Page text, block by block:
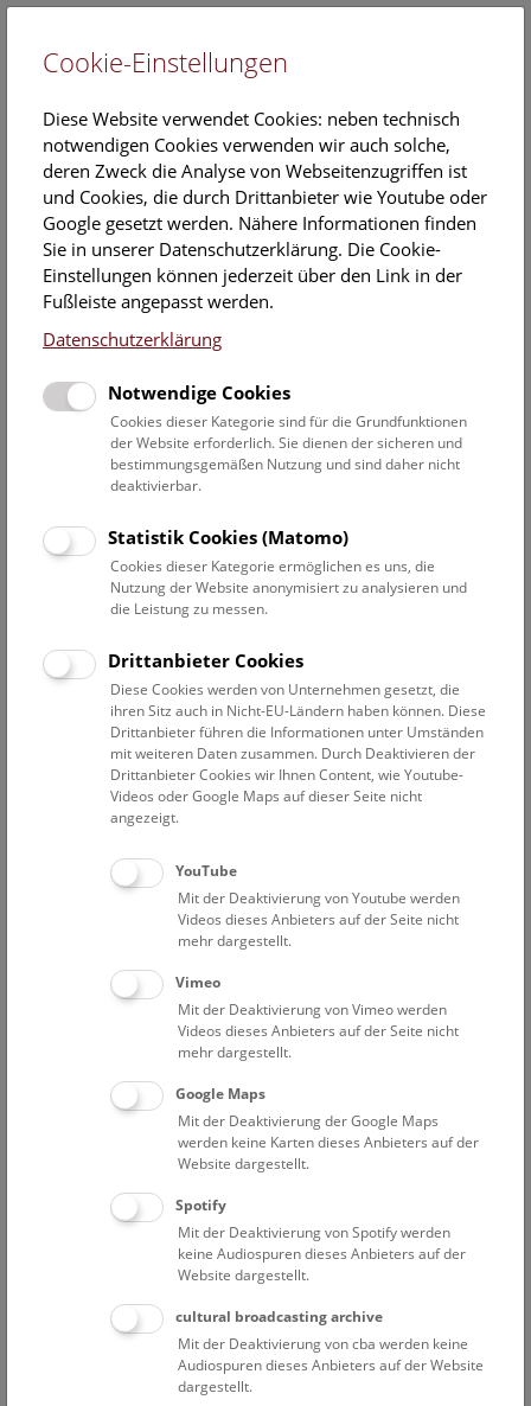
EN
Meteorit oder
Pseudometeorit?
Sie könnten einen Meteoriten gefunden
haben? Das ist wunderbar, denn
Meteorite sind sehr selten und vor allem
wissenschaftlich von großer Bedeutung.
Ob es sich bei Ihrem Fund tatsächlich um einen Meteoriten
handelt, möchten wir gemeinsam mit Ihnen herausfinden.
Dafür befüllen Sie bitte die folgen Fragen zur
Kurzbeschreibung der Fundumstände und des Objektes.
Unsere Expert*innen werden Ihre Anfrage schnellstmöglich
Wochen mit Ihnen in Kontakt treten.
Felder, die mit * gekennzeichnet sind, sind Pflichtfelder.
Eine Emailadresse* und/oder Telefonnummer für unsere
Rückmeldung:
Datenschutzerklärung*
Bitte bestätigen Sie, die Datenschutzerklärung des NHM
Wien zur Kenntnis genommen zu haben.
Cookie-Einstellungen
Diese Website verwendet Cookies: neben technisch
notwendigen Cookies verwenden wir auch solche,
deren Zweck die Analyse von Webseitenzugriffen ist
und Cookies, die durch Drittanbieter wie Youtube oder
Google gesetzt werden. Nähere Informationen finden
Sie in unserer Datenschutzerklärung. Die Cookie-
Einstellungen können jederzeit über den Link in der
Fußleiste angepasst werden.
Datenschutzerklärung
Notwendige Cookies
Cookies dieser Kategorie sind für die Grundfunktionen
der Website erforderlich. Sie dienen der sicheren und
bestimmungsgemäßen Nutzung und sind daher nicht
deaktivierbar.
Statistik Cookies (Matomo)
Cookies dieser Kategorie ermöglichen es uns, die
Nutzung der Website anonymisiert zu analysieren und
die Leistung zu messen.
Drittanbieter Cookies
Diese Cookies werden von Unternehmen gesetzt, die
ihren Sitz auch in Nicht-EU-Ländern haben können. Diese
Drittanbieter führen die Informationen unter Umständen
mit weiteren Daten zusammen. Durch Deaktivieren der
Drittanbieter Cookies wir Ihnen Content, wie Youtube-
Videos oder Google Maps auf dieser Seite nicht
angezeigt.
YouTube
Mit der Deaktivierung von Youtube werden
Videos dieses Anbieters auf der Seite nicht
mehr dargestellt.
Vimeo
Mit der Deaktivierung von Vimeo werden
Videos dieses Anbieters auf der Seite nicht
mehr dargestellt.
Google Maps
Mit der Deaktivierung der Google Maps
werden keine Karten dieses Anbieters auf der
Website dargestellt.
Spotify
Mit der Deaktivierung von Spotify werden
keine Audiospuren dieses Anbieters auf der
Website dargestellt.
cultural broadcasting archive
Mit der Deaktivierung von cba werden keine
Audiospuren dieses Anbieters auf der Website
dargestellt.